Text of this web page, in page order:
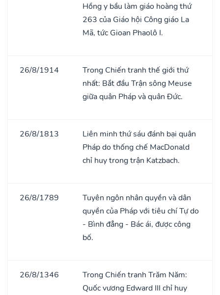
Hồng y bầu làm giáo hoàng thứ
263 của Giáo hội Công giáo La
Mã, tức Gioan Phaolô I.
26/8/1914
Trong Chiến tranh thế giới thứ
nhất: Bắt đầu Trận sông Meuse
giữa quân Pháp và quân Đức.
26/8/1813
Liên minh thứ sáu đánh bại quân
Pháp do thống chế MacDonald
chỉ huy trong trận Katzbach.
26/8/1789
Tuyên ngôn nhân quyền và dân
quyền của Pháp với tiêu chí Tự do
- Bình đẳng - Bác ái, được công
bố.
26/8/1346
Trong Chiến tranh Trăm Năm:
Quốc vương Edward III chỉ huy